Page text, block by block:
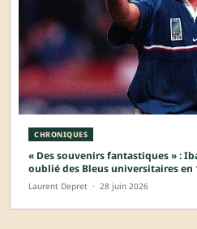
CHRONIQUES
« Des souvenirs fantastiques » :
oublié des Bleus universitaires en
Laurent Depret · 28 juin 2026